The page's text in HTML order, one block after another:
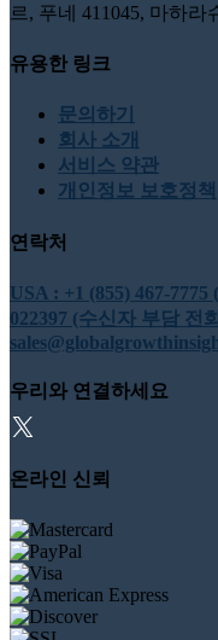
르, 푸네 411045, 마하라
유용한 링크
문의하기
회사 소개
서비스 약관
개인정보 보호정책
연락처
USA : +1 (855) 467-
022397 (수신자 부담 전
우리와 연결하세요
온라인 신뢰